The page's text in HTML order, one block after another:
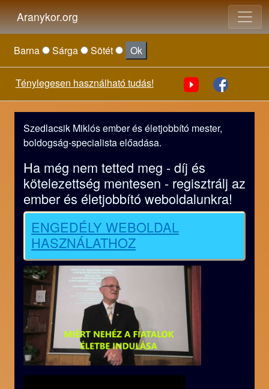
Aranykor.org
Barna Sárga Sötét Ok
Ténylegesen használható tudás!
Szedlacsik Miklós ember és életjobbító mester,
boldogság-specialista előadása.
Ha még nem tetted meg - díj és
kötelezettség mentesen - regisztrálj az
ember és életjobbító weboldalunkra!
ENGEDÉLY WEBOLDAL
HASZNÁLATHOZ